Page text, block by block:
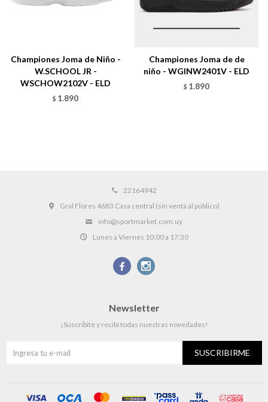
Championes Joma de Niño -
W.SCHOOL JR -
WSCHOW2102V - ELD
$ 1.890
Championes Joma de de
niño - WGINW2401V - ELD
$ 1.890
22164942
Gral Flores 4683 Casa central (sin venta al público)
info@sportmarket.com.uy
Lunes a Viernes 10:00 a 17:30
 
Newsletter
¡Suscribite y recibí todas nuestras novedades!
SUSCRIBIRME